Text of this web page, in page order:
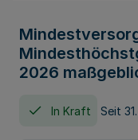
2026
In Kraft Seit